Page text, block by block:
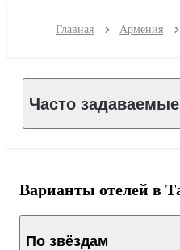
Главная Армения
Часто
Варианты отелей в
По звёздам